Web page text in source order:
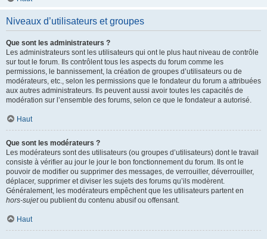
Niveaux d’utilisateurs et groupes
Que sont les administrateurs ?
Les administrateurs sont les utilisateurs qui ont le plus haut niveau de contrôle
sur tout le forum. Ils contrôlent tous les aspects du forum comme les
permissions, le bannissement, la création de groupes d’utilisateurs ou de
modérateurs, etc., selon les permissions que le fondateur du forum a attribuées
aux autres administrateurs. Ils peuvent aussi avoir toutes les capacités de
modération sur l’ensemble des forums, selon ce que le fondateur a autorisé.
Haut
Que sont les modérateurs ?
Les modérateurs sont des utilisateurs (ou groupes d’utilisateurs) dont le travail
consiste à vérifier au jour le jour le bon fonctionnement du forum. Ils ont le
pouvoir de modifier ou supprimer des messages, de verrouiller, déverrouiller,
déplacer, supprimer et diviser les sujets des forums qu’ils modèrent.
Généralement, les modérateurs empêchent que les utilisateurs partent en
hors-sujetou publient du contenu abusif ou offensant.
Haut